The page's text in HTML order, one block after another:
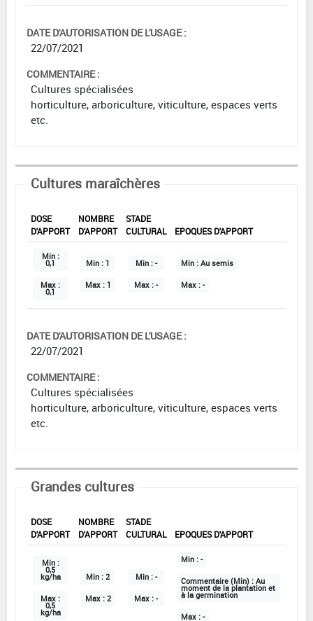
DATE D'AUTORISATION DE L'USAGE :
22/07/2021
COMMENTAIRE :
Cultures spécialisées
horticulture, arboriculture, viticulture, espaces verts
etc.
Cultures maraîchères
DOSE
D'APPORT
NOMBRE
D'APPORT
STADE
CULTURAL
EPOQUES D'APPORT
Min :
0,1
Max :
0,1
Min : 1
Max : 1
Min : -
Max : -
Min : Au semis
Max : -
DATE D'AUTORISATION DE L'USAGE :
22/07/2021
COMMENTAIRE :
Cultures spécialisées
horticulture, arboriculture, viticulture, espaces verts
etc.
Grandes cultures
DOSE
D'APPORT
NOMBRE
D'APPORT
STADE
CULTURAL
EPOQUES D'APPORT
Min :
0,5
kg/ha
Max :
0,5
kg/ha
Min : 2
Max : 2
Min : -
Max : -
Min : -
Commentaire (Min) : Au
moment de la plantation et
à la germination
Max : -